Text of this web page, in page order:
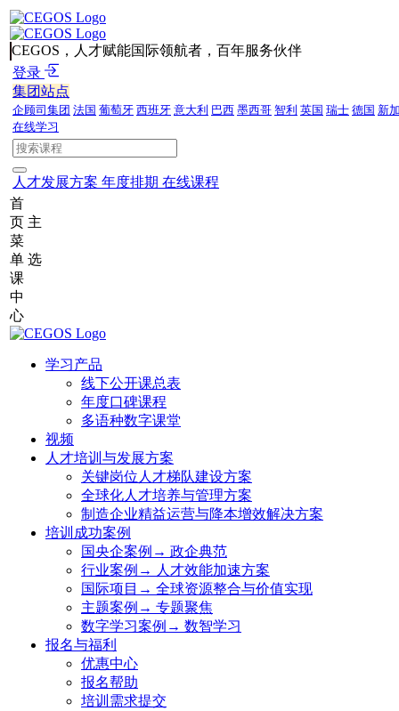
CEGOS，人才赋能国际领航者，百年服务伙伴
登录
集团站点
企顾司集团 法国 葡萄牙 西班牙 意大利 巴西 墨西哥 智利 英国 瑞士 德国 新
在线学习
人才发展方案 年度排期 在线课程
首
页 主
菜
单 选
课
中
心
学习产品
线下公开课总表
年度口碑课程
多语种数字课堂
视频
人才培训与发展方案
关键岗位人才梯队建设方案
全球化人才培养与管理方案
制造企业精益运营与降本增效解决方案
培训成功案例
国央企案例→ 政企典范
行业案例→ 人才效能加速方案
国际项目→ 全球资源整合与价值实现
主题案例→ 专题聚焦
数字学习案例→ 数智学习
报名与福利
优惠中心
报名帮助
培训需求提交